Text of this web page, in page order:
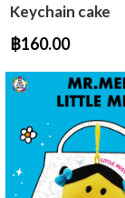
Keychain cake
฿160.00